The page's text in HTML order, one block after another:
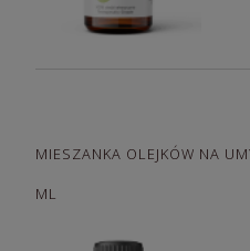
MIESZANKA OLEJKÓW NA
ML